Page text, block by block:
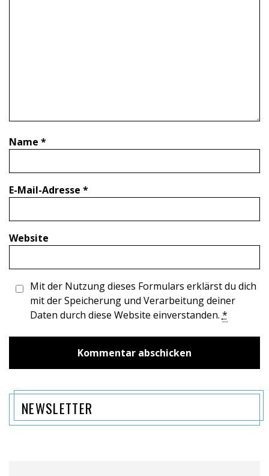
Name *
E-Mail-Adresse *
Website
Mit der Nutzung dieses Formulars erklärst du dich
mit der Speicherung und Verarbeitung deiner
Daten durch diese Website einverstanden. *
NEWSLETTER